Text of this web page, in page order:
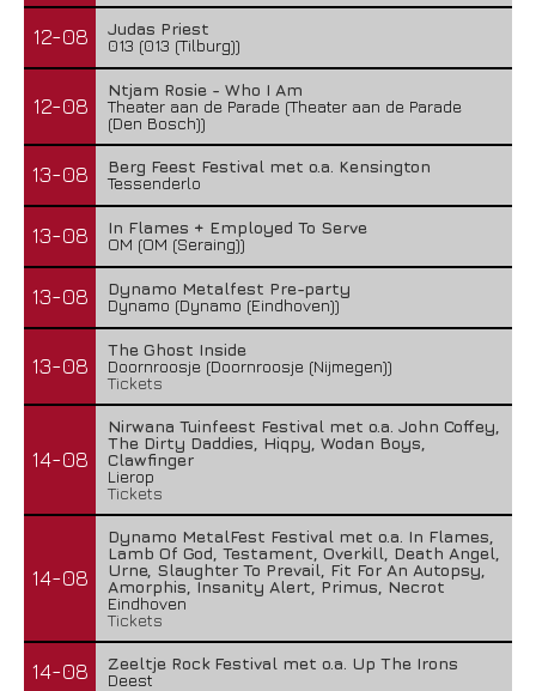
12-08
Judas Priest
013 (013 (Tilburg))
12-08
Ntjam Rosie - Who I Am
Theater aan de Parade (Theater aan de Parade
(Den Bosch))
13-08
Berg Feest Festival met o.a. Kensington
Tessenderlo
13-08
In Flames + Employed To Serve
OM (OM (Seraing))
13-08
Dynamo Metalfest Pre-party
Dynamo (Dynamo (Eindhoven))
13-08
The Ghost Inside
Doornroosje (Doornroosje (Nijmegen))
Tickets
14-08
Nirwana Tuinfeest Festival met o.a. John Coffey,
The Dirty Daddies, Hiqpy, Wodan Boys,
Clawfinger
Lierop
Tickets
14-08
Dynamo MetalFest Festival met o.a. In Flames,
Lamb Of God, Testament, Overkill, Death Angel,
Urne, Slaughter To Prevail, Fit For An Autopsy,
Amorphis, Insanity Alert, Primus, Necrot
Eindhoven
Tickets
14-08
Zeeltje Rock Festival met o.a. Up The Irons
Deest